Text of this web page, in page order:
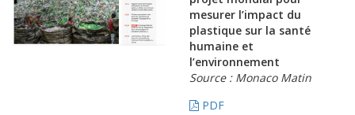
mesurer l’impact du
plastique sur la santé
humaine et
l’environnement
Source : Monaco Matin
PDF